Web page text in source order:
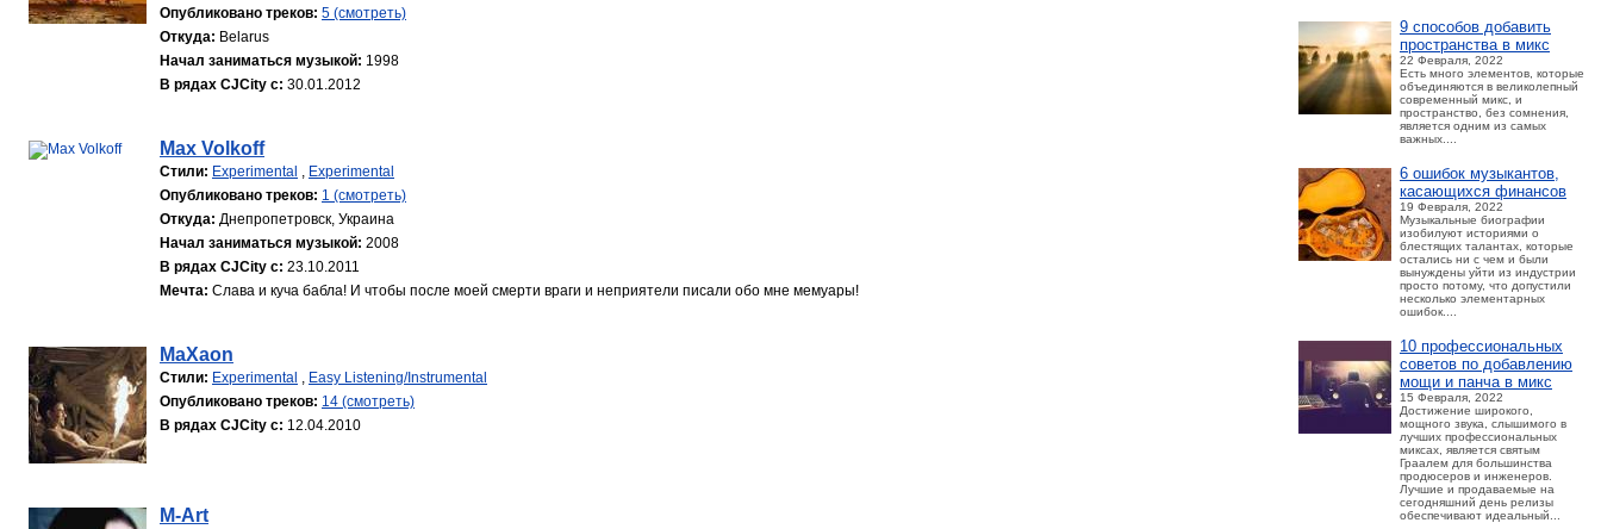
9 способов добавить
пространства в микс
22 Февраля, 2022
Есть много элементов, которые
объединяются в великолепный
современный микс, и
пространство, без сомнения,
является одним из самых
важных....
6 ошибок музыкантов,
касающихся финансов
19 Февраля, 2022
Музыкальные биографии
изобилуют историями о
блестящих талантах, которые
остались ни с чем и были
вынуждены уйти из индустрии
просто потому, что допустили
несколько элементарных
ошибок....
10 профессиональных
советов по добавлению
мощи и панча в микс
15 Февраля, 2022
Достижение широкого,
мощного звука, слышимого в
лучших профессиональных
миксах, является святым
Граалем для большинства
продюсеров и инженеров.
Лучшие и продаваемые на
сегодняшний день релизы
обеспечивают идеальный...
Опубликовано треков: 5 (смотреть)
Откуда: Belarus
Начал заниматься музыкой: 1998
В рядах CJCity с: 30.01.2012
Max Volkoff
Стили: Experimental , Experimental
Опубликовано треков: 1 (смотреть)
Откуда: Днепропетровск, Украина
Начал заниматься музыкой: 2008
В рядах CJCity с: 23.10.2011
Мечта: Слава и куча бабла! И чтобы после моей смерти враги и неприятели писали обо мне мемуары!
MaXaon
Стили: Experimental , Easy Listening/Instrumental
Опубликовано треков: 14 (смотреть)
В рядах CJCity с: 12.04.2010
M-Art